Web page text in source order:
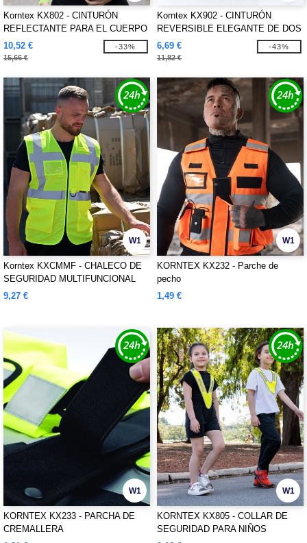
Korntex KX802 - CINTURÓN
REFLECTANTE PARA EL CUERPO
10,52 €
15,66 €
-33%
Korntex KX902 - CINTURÓN
REVERSIBLE ELEGANTE DE DOS
COLORES "SCHAFFHAUSEN"
6,69 €
11,82 €
-43%
W1
Korntex KXCMMF - CHALECO DE
SEGURIDAD MULTIFUNCIONAL
DE MALLA "LARISA"
9,27 €
W1
KORNTEX KX232 - Parche de
pecho
1,49 €
W1
KORNTEX KX233 - PARCHA DE
CREMALLERA
W1
KORNTEX KX805 - COLLAR DE
SEGURIDAD PARA NIÑOS